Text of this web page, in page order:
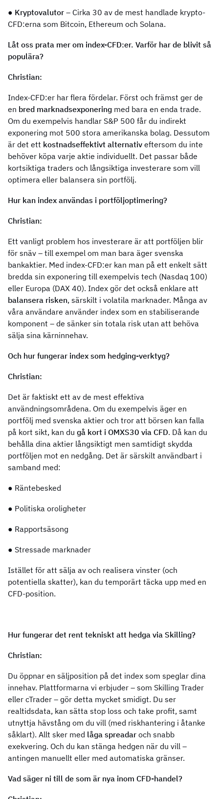
● Kryptovalutor – Cirka 30 av de mest handlade krypto-
CFD:erna som Bitcoin, Ethereum och Solana.
Låt oss prata mer om index-CFD:er. Varför har de blivit så
populära?
Christian:
Index-CFD:er har flera fördelar. Först och främst ger de
en bred marknadsexponering med bara en enda trade.
Om du exempelvis handlar S&P 500 får du indirekt
exponering mot 500 stora amerikanska bolag. Dessutom
är det ett kostnadseffektivt alternativ eftersom du inte
behöver köpa varje aktie individuellt. Det passar både
kortsiktiga traders och långsiktiga investerare som vill
optimera eller balansera sin portfölj.
Hur kan index användas i portföljoptimering?
Christian:
Ett vanligt problem hos investerare är att portföljen blir
för snäv – till exempel om man bara äger svenska
bankaktier. Med index-CFD:er kan man på ett enkelt sätt
bredda sin exponering till exempelvis tech (Nasdaq 100)
eller Europa (DAX 40). Index gör det också enklare att
balansera risken, särskilt i volatila marknader. Många av
våra användare använder index som en stabiliserande
komponent – de sänker sin totala risk utan att behöva
sälja sina kärninnehav.
Och hur fungerar index som hedging-verktyg?
Christian:
Det är faktiskt ett av de mest effektiva
användningsområdena. Om du exempelvis äger en
portfölj med svenska aktier och tror att börsen kan falla
på kort sikt, kan du gå kort i OMXS30 via CFD. Då kan du
behålla dina aktier långsiktigt men samtidigt skydda
portföljen mot en nedgång. Det är särskilt användbart i
samband med:
● Räntebesked
● Politiska oroligheter
● Rapportsäsong
● Stressade marknader
Istället för att sälja av och realisera vinster (och
potentiella skatter), kan du temporärt täcka upp med en
CFD-position.
Hur fungerar det rent tekniskt att hedga via Skilling?
Christian:
Du öppnar en säljposition på det index som speglar dina
innehav. Plattformarna vi erbjuder – som Skilling Trader
eller cTrader – gör detta mycket smidigt. Du ser
realtidsdata, kan sätta stop loss och take profit, samt
utnyttja hävstång om du vill (med riskhantering i åtanke
såklart). Allt sker med låga spreadar och snabb
exekvering. Och du kan stänga hedgen när du vill –
antingen manuellt eller med automatiska gränser.
Vad säger ni till de som är nya inom CFD-handel?